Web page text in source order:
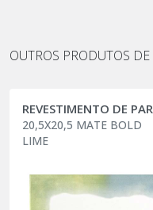
OUTROS PRODUTOS DE
20,5X20,5 MATE BOLD
LIME